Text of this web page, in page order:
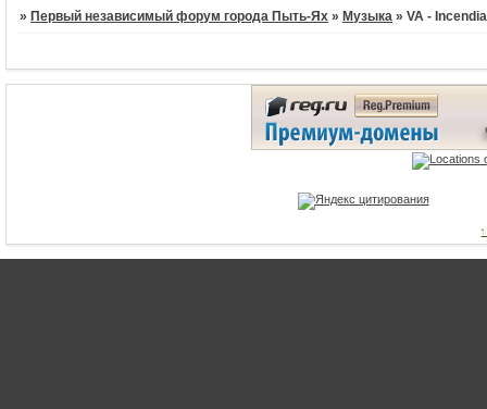
» Первый независимый форум города Пыть-Ях » Музыка »VA -